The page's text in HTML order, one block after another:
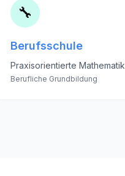
🔧
Berufsschule
Praxisorientierte Mathematik
Berufliche Grundbildung